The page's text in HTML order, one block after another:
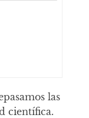
las
científica.